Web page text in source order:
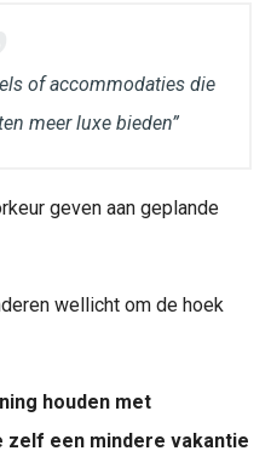
of accommodaties die
meer luxe bieden”
geven aan geplande
wellicht om de hoek
houden met
zelf een mindere vakantie